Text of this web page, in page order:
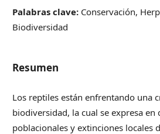
Palabras clave: Conservación,
Biodiversidad
Resumen
Los reptiles están enfrentando una
biodiversidad, la cual se expresa en
poblacionales y extinciones locales